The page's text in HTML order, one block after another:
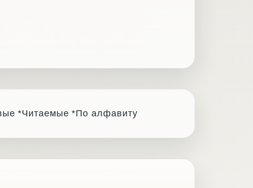
*Читаемые *По алфавиту